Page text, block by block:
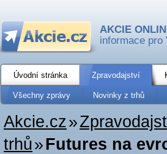
AKCIE
informace pro
Úvodní stránka Zpravodajství
Všechny zprávy Novinky z trhů
Akcie.cz»
trhů»Futures na